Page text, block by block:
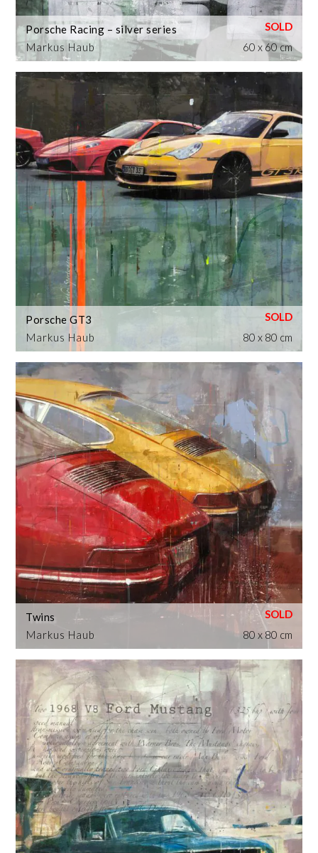
Markus Haub
Porsche Racing – silver series
60 x 60 cm
Markus Haub
Porsche GT3
80 x 80 cm
Markus Haub
Twins
80 x 80 cm